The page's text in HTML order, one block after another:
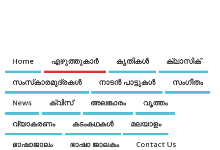
Home എഴുത്തുകാര്‍ കൃതികൾ ക്ലാസിക്
സംസ്‌കാരമുദ്രകള്‍ നാടന്‍ പാട്ടുകള്‍ സംഗീതം
News ക്വിസ് അലങ്കാരം വൃത്തം
വ്യാകരണം കടംകഥകള്‍ മലയാളം
ഭാഷാജാലം ഭാഷാ ജാലകം Contact Us